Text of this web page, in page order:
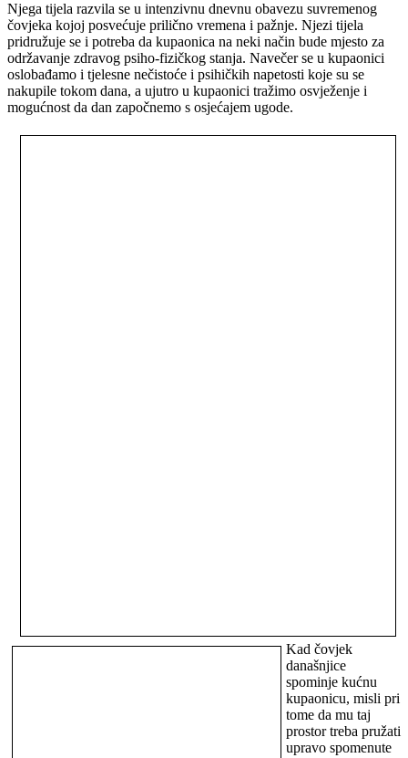
Njega tijela razvila se u intenzivnu dnevnu obavezu suvremenog
čovjeka kojoj posvećuje prilično vremena i pažnje. Njezi tijela
pridružuje se i potreba da kupaonica na neki način bude mjesto za
održavanje zdravog psiho-fizičkog stanja. Navečer se u kupaonici
oslobađamo i tjelesne nečistoće i psihičkih napetosti koje su se
nakupile tokom dana, a ujutro u kupaonici tražimo osvježenje i
mogućnost da dan započnemo s osjećajem ugode.
Kad čovjek
današnjice
spominje kućnu
kupaonicu, misli pri
tome da mu taj
prostor treba pružati
upravo spomenute